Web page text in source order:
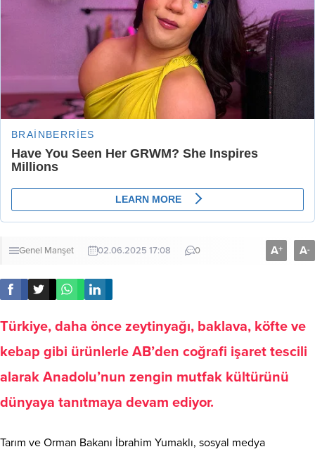
Genel Manşet 02.06.2025 17:08 0 A+ A-
Türkiye, daha önce zeytinyağı, baklava, köfte ve
kebap gibi ürünlerle AB’den coğrafi işaret tescili
alarak Anadolu’nun zengin mutfak kültürünü
dünyaya tanıtmaya devam ediyor.
Tarım ve Orman Bakanı İbrahim Yumaklı, sosyal medya